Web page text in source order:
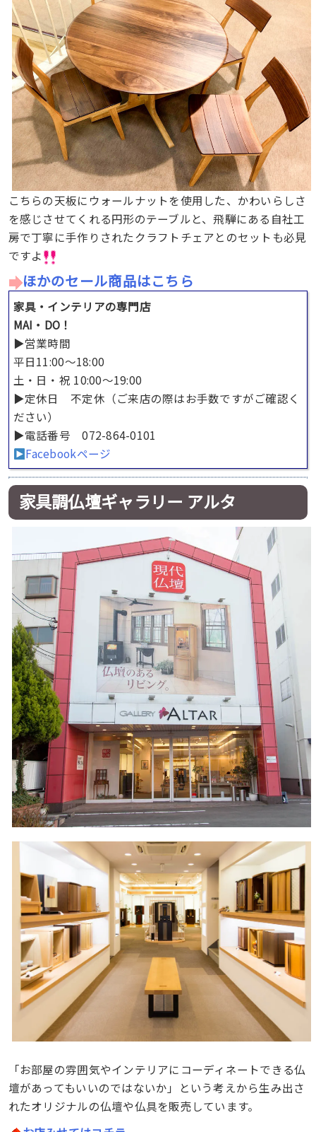
こちらの天板にウォールナットを使用した、かわいらしさ
を感じさせてくれる円形のテーブルと、飛騨にある自社工
房で丁寧に手作りされたクラフトチェアとのセットも必見
ですよ
ほかのセール商品はこちら
家具・インテリアの専門店
MAI・DO！
▶︎営業時間
平日11:00～18:00
土・日・祝 10:00〜19:00
▶︎定休日 不定休（ご来店の際はお手数ですがご確認く
ださい）
▶︎電話番号 072-864-0101
Facebookページ
家具調仏壇ギャラリー アルタ
「お部屋の雰囲気やインテリアにコーディネートできる仏
壇があってもいいのではないか」という考えから生み出さ
れたオリジナルの仏壇や仏具を販売しています。